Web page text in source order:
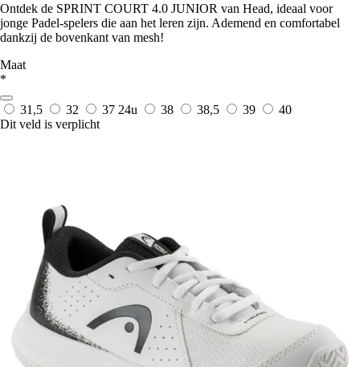
Ontdek de SPRINT COURT 4.0 JUNIOR van Head, ideaal voor
jonge Padel-spelers die aan het leren zijn. Ademend en comfortabel
dankzij de bovenkant van mesh!
Maat
*
31,5 32 37 24u 38 38,5 39
40
Dit veld is verplicht